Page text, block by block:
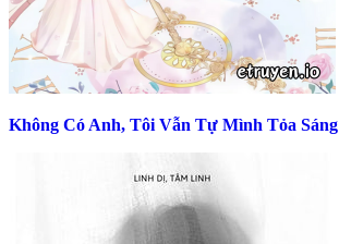
Không Có Anh, Tôi Vẫn Tự Mình Tỏa Sáng